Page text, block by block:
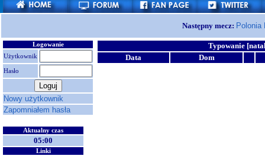
Następny mecz:
Logowanie
Użytkownik
Hasło
Nowy użytkownik
Zapomniałem hasła
Aktualny czas
05:00
Linki
Typowanie
Data
Dom